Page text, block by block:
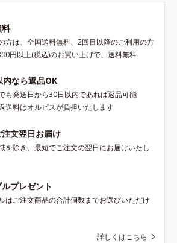
ちり・ほこり
料
方は、全国送料無料、2回目以降のご利用の方
円以上(税込)のお買い上げで、送料無料
内なら返品OK
も発送日から30日以内であれば返品可能
送料はオルビスが負担いたします
文翌日お届け
を除き、最短でご注文の翌日にお届けいたし
プレゼント
はご注文商品の合計個数までお選びいただけ
詳しくはこちら